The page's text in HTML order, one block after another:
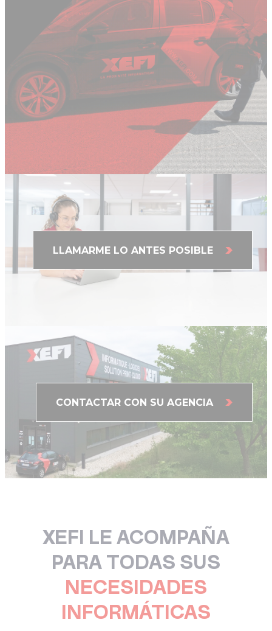
¿QUÉ PODEMOS HACER POR USTED HOY?
LLAMARME LO ANTES POSIBLE
CONTACTAR CON SU AGENCIA
XEFI LE ACOMPAÑA
PARA TODAS SUS
NECESIDADES
INFORMÁTICAS